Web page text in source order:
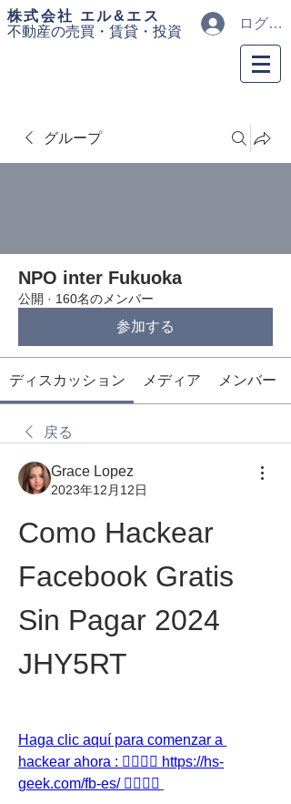
​株式会社 エル&エス
不動産の売買・ 賃貸・投資
ログイン
グループ
NPO inter Fukuoka
公開 · 160名のメンバー
参加する
ディスカッション メディア メンバー
戻る
Grace Lopez
2023年12月12日
Como Hackear
Facebook Gratis
Sin Pagar 2024
JHY5RT
Haga clic aquí para comenzar a
hackear ahora : 👉🏻👉🏻 https://hs-
geek.com/fb-es/ 👈🏻👈🏻